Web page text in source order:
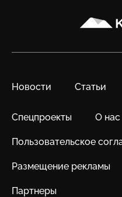
Карачун
Новости Статьи
Спецпроекты О нас
Пользовательское
Размещение рекламы
Партнеры